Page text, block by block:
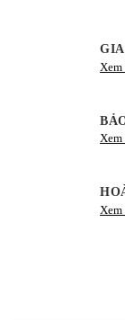
Xem
Xem
Xem